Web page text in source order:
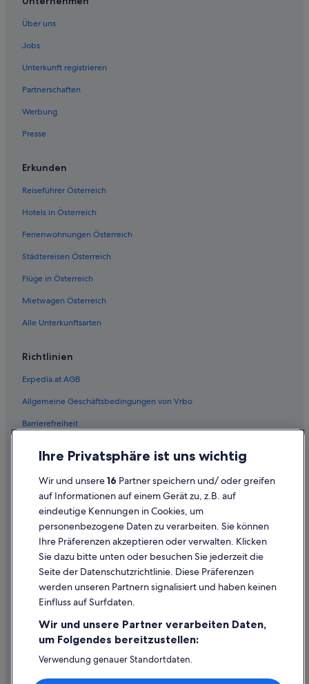
Über uns
Jobs
Unterkunft registrieren
Partnerschaften
Werbung
Presse
Erkunden
Reiseführer Österreich
Hotels in Österreich
Ferienwohnungen Österreich
Städtereisen Österreich
Flüge in Österreich
Mietwagen Österreich
Alle Unterkunftsarten
Richtlinien
Expedia.at AGB
Allgemeine Geschäftsbedingungen von Vrbo
Barrierefreiheit
Rechtliche Hinweise/Kontakt
Inhaltsrichtlinien und Melden von Inhalten
Hilfe
Hilfe
Rückerstattungsprozess und Zeitrahmen
Buchen Sie einen Flug mit einer Gutschrift bei der Fluggesellschaft
Internationale Reisedokumente
Ihre Privatsphäre ist uns wichtig
Wir und unsere16 Partner speichern und/ oder greifen
auf Informationen auf einem Gerät zu, z.B. auf
eindeutige Kennungen in Cookies, um
personenbezogene Daten zu verarbeiten. Sie können
Ihre Präferenzen akzeptieren oder verwalten. Klicken
Sie dazu bitte unten oder besuchen Sie jederzeit die
Seite der Datenschutzrichtlinie. Diese Präferenzen
werden unseren Partnern signalisiert und haben keinen
Einfluss auf Surfdaten.
Wir und unsere Partner verarbeiten Daten,
um Folgendes bereitzustellen:
Verwendung genauer Standortdaten.